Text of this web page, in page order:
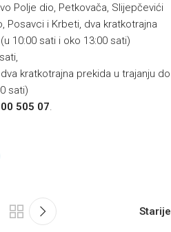
Polje dio, Petkovača, Slijepčevići
Posavci i Krbeti, dva kratkotrajna
10:00 sati i oko 13:00 sati)
kratkotrajna prekida u trajanju do
sati)
505 07.
Starije